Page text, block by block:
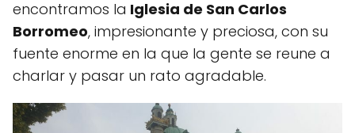
encontramos la Iglesia de San Carlos
Borromeo, impresionante y preciosa, con su
fuente enorme en la que la gente se reune a
charlar y pasar un rato agradable.